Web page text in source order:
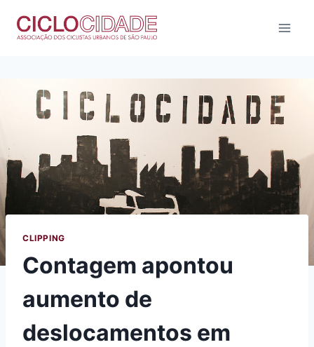
para
CLIPPING
Contagem apontou
aumento de
deslocamentos em